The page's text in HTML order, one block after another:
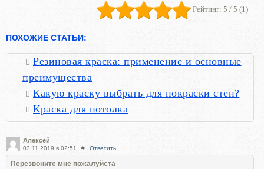
Рейтинг: 5 / 5 (1 )
ПОХОЖИЕ СТАТЬИ:
Резиновая краска: применение и основные
преимущества
Какую краску выбрать для покраски стен?
Краска для потолка
Алексей
03.11.2019 в 02:51 # Ответить
Перезвоните мне пожалуйста